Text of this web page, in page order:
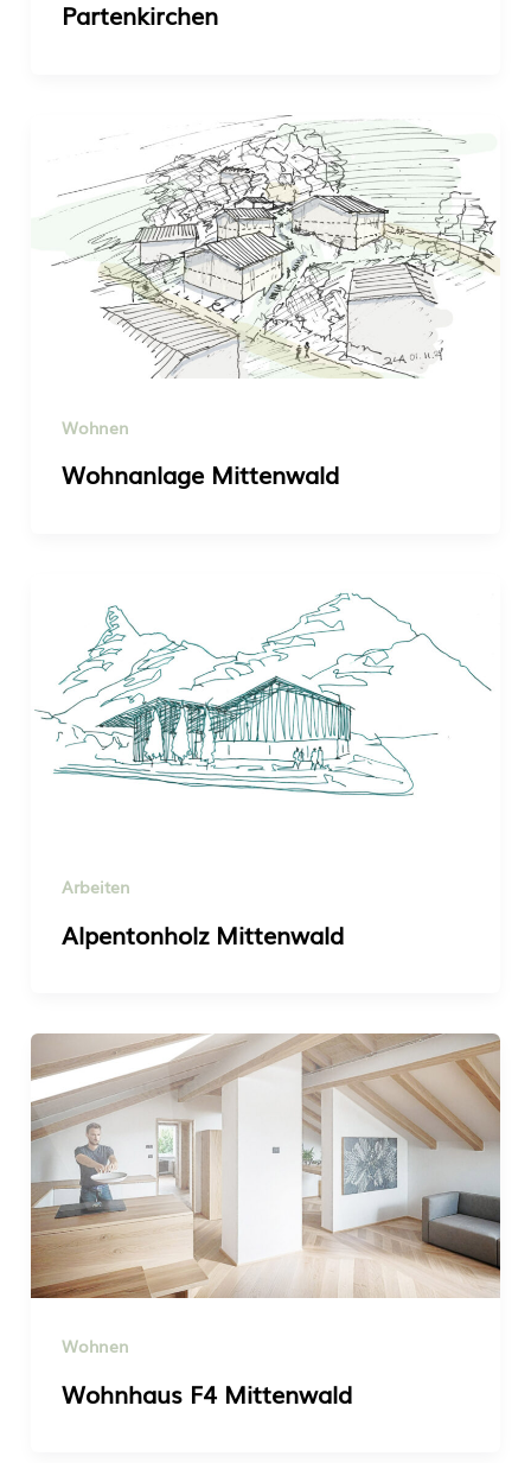
Partenkirchen
Wohnen
Wohnanlage Mittenwald
Arbeiten
Alpentonholz Mittenwald
Wohnen
Wohnhaus F4 Mittenwald